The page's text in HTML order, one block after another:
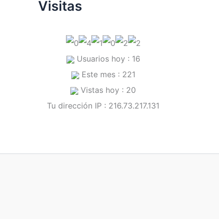
Visitas
Usuarios hoy : 16
Este mes : 221
Vistas hoy : 20
Tu dirección IP : 216.73.217.131